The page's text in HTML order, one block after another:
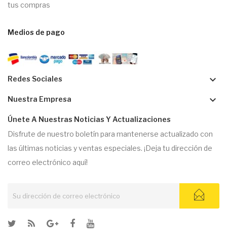
tus compras
Medios de pago
Redes Sociales keyboard_arrow_down
Nuestra Empresa keyboard_arrow_down
Únete A Nuestras Noticias Y Actualizaciones
Disfrute de nuestro boletín para mantenerse actualizado con
las últimas noticias y ventas especiales. ¡Deja tu dirección de
correo electrónico aquí!